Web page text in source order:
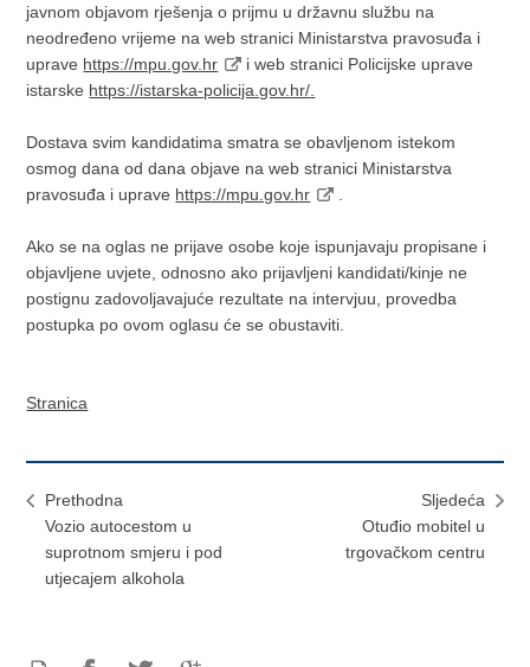
javnom objavom rješenja o prijmu u državnu službu na
neodređeno vrijeme na web stranici Ministarstva pravosuđa i
uprave https://mpu.gov.hr
i web stranici Policijske uprave
istarske https://istarska-policija.gov.hr/
Dostava svim kandidatima smatra se obavljenom istekom
osmog dana od dana objave na web stranici Ministarstva
pravosuđa i uprave https://mpu.gov.hr
Ako se na oglas ne prijave osobe koje ispunjavaju propisane i
objavljene uvjete, odnosno ako prijavljeni kandidati/kinje ne
postignu zadovoljavajuće rezultate na intervjuu, provedba
postupka po ovom oglasu će se obustaviti.
Stranica
Prethodna
Vozio autocestom u
suprotnom smjeru i pod
utjecajem alkohola
Sljedeća
Otuđio mobitel u
trgovačkom centru